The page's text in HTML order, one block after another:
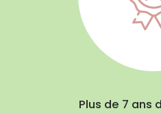
Plus de 7 ans